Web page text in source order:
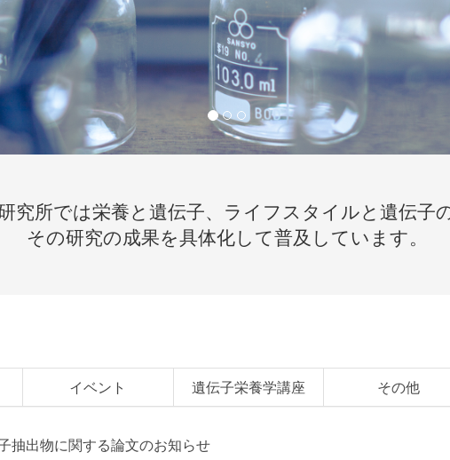
究所では栄養と遺伝子、ライフスタイルと遺伝子
その研究の成果を具体化して普及しています。
イベント 遺伝子栄養学講座 その他
抽出物に関する論文のお知らせ